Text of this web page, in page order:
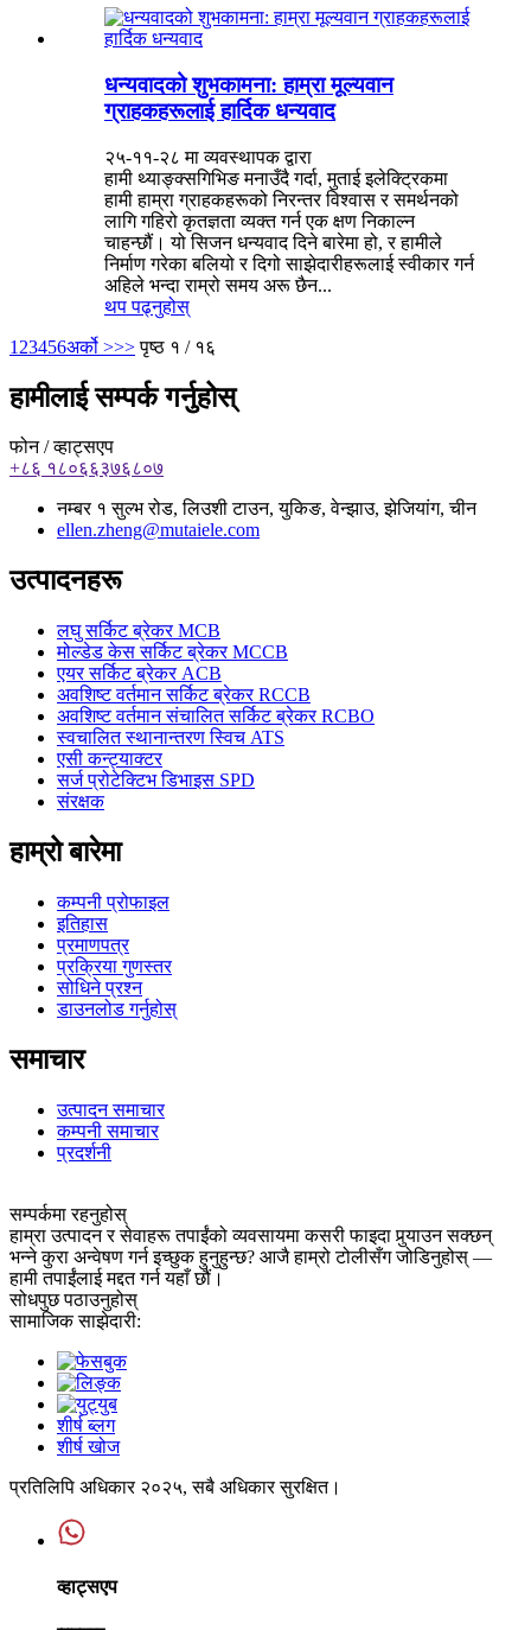
धन्यवादको शुभकामना: हाम्रा मूल्यवान
ग्राहकहरूलाई हार्दिक धन्यवाद
२५-११-२८ मा व्यवस्थापक द्वारा
हामी थ्याङ्क्सगिभिङ मनाउँदै गर्दा, मुताई इलेक्ट्रिकमा
हामी हाम्रा ग्राहकहरूको निरन्तर विश्वास र समर्थनको
लागि गहिरो कृतज्ञता व्यक्त गर्न एक क्षण निकाल्न
चाहन्छौं। यो सिजन धन्यवाद दिने बारेमा हो, र हामीले
निर्माण गरेका बलियो र दिगो साझेदारीहरूलाई स्वीकार गर्न
अहिले भन्दा राम्रो समय अरू छैन...
थप पढ्नुहोस्
1 23456अर्को >>> पृष्ठ १ / १६
हामीलाई सम्पर्क गर्नुहोस्
फोन / व्हाट्सएप
+८६ १८०६६३७६८०७
नम्बर १ सुल्भ रोड, लिउशी टाउन, युकिङ, वेन्झाउ, झेजियांग, चीन
ellen.zheng@mutaiele.com
उत्पादनहरू
लघु सर्किट ब्रेकर MCB
मोल्डेड केस सर्किट ब्रेकर MCCB
एयर सर्किट ब्रेकर ACB
अवशिष्ट वर्तमान सर्किट ब्रेकर RCCB
अवशिष्ट वर्तमान संचालित सर्किट ब्रेकर RCBO
स्वचालित स्थानान्तरण स्विच ATS
एसी कन्ट्याक्टर
सर्ज प्रोटेक्टिभ डिभाइस SPD
संरक्षक
हाम्रो बारेमा
कम्पनी प्रोफाइल
इतिहास
प्रमाणपत्र
प्रक्रिया गुणस्तर
सोधिने प्रश्न
डाउनलोड गर्नुहोस्
समाचार
उत्पादन समाचार
कम्पनी समाचार
प्रदर्शनी
सम्पर्कमा रहनुहोस्
हाम्रा उत्पादन र सेवाहरू तपाईंको व्यवसायमा कसरी फाइदा पुर्‍याउन सक्छन्
भन्ने कुरा अन्वेषण गर्न इच्छुक हुनुहुन्छ? आजै हाम्रो टोलीसँग जोडिनुहोस् —
हामी तपाईंलाई मद्दत गर्न यहाँ छौं।
सोधपुछ पठाउनुहोस्
सामाजिक साझेदारी:
शीर्ष ब्लग
शीर्ष खोज
प्रतिलिपि अधिकार २०२५, सबै अधिकार सुरक्षित।
व्हाट्सएप